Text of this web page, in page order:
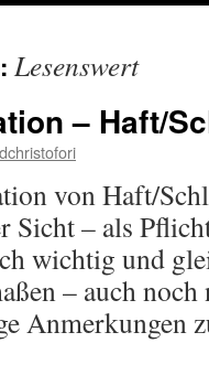
Lesenswert
– Haft/
von Haft/
Sicht – als
wichtig und
– auch